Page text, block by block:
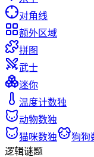
对角线
额外区域
拼图
武士
迷你
温度计数独
动物数独
猫咪数独
狗狗
逻辑谜题